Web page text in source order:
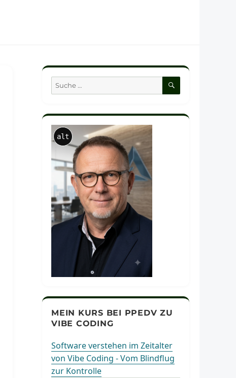
Suche
nach:
SUCHEN
alt
MEIN KURS BEI PPEDV ZU
VIBE CODING
Software verstehen im Zeitalter
von Vibe Coding - Vom Blindflug
zur Kontrolle